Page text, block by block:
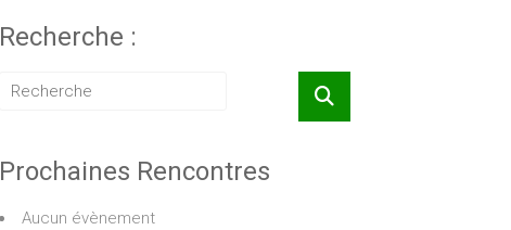
Recherche :
Prochaines Rencontres
Aucun évènement